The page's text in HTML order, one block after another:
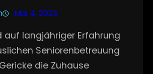
Mai 4, 2025
auf langjähriger Erfahrung
Seniorenbetreuung
die Zuhause